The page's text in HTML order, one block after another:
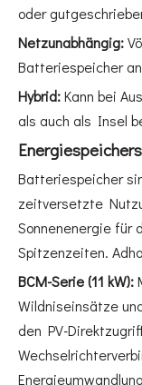
oder
Netzunabhängig:
Batteriespeicher
Hybrid:Kann bei
als auch als Insel
Batteriespeicher
zeitversetzte
Sonnenenergie für
Spitzenzeiten.
BCM-Serie (11 kW):
Wildniseinsätze
den PV-